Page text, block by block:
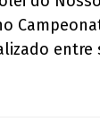
entre